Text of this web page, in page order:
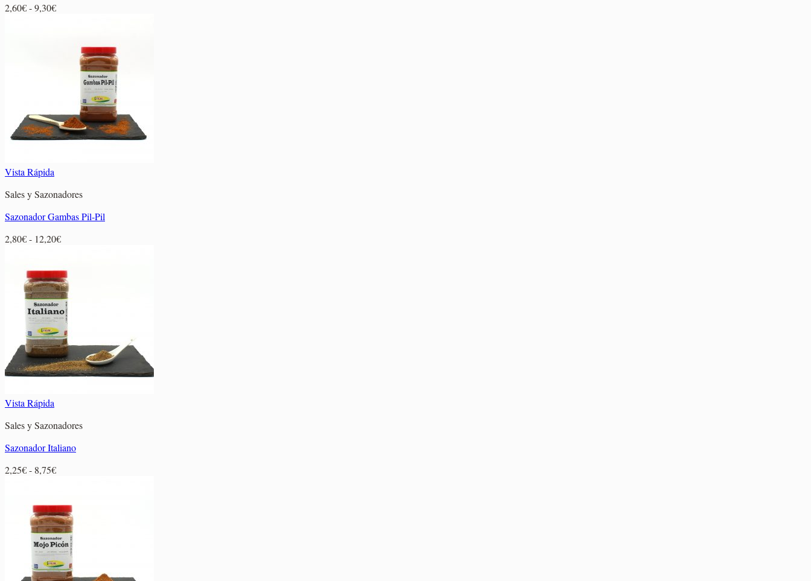
2,60€-9,30€Rango
Vista Rápida
Sales y Sazonadores
Sazonador Gambas Pil-Pil
2,80€- 12,20€Rango
desde
2,80€
hasta
12,20€
Vista Rápida
Sales y Sazonadores
Sazonador Italiano
2,25€- 8,75€Rango
desde
2,25€
hasta
8,75€